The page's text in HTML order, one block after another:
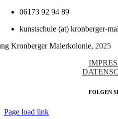
06173 92 94 89
kunstschule (at) kronberger-
Kronberger Malerkolonie, 2025
FOLGEN
Page load link